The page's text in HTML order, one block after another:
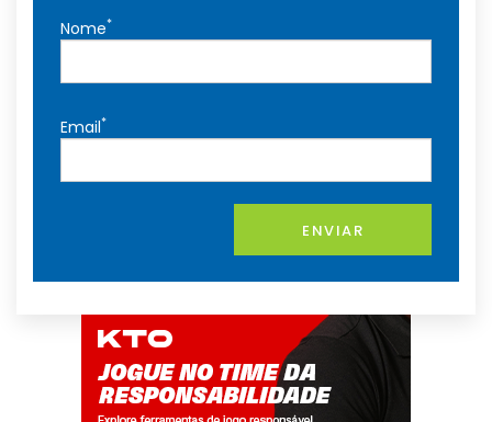
Nome*
Email*
ENVIAR